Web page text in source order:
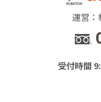
運営：
受付時間